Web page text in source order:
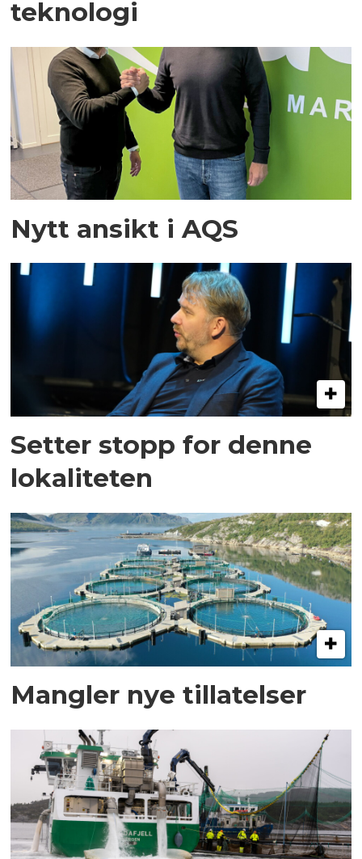
teknologi
Nytt ansikt i AQS
Setter stopp for denne
lokaliteten
Mangler nye tillatelser